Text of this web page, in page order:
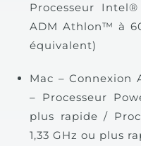
Processeur
ADM Athlon™ à
équivalent)
Mac – Connexion
– Processeur
plus rapide /
1,33 GHz ou plus